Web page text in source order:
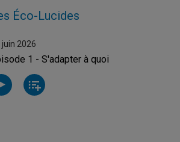
Éco-Lucides
juin 2026
1 - S'adapter à quoi